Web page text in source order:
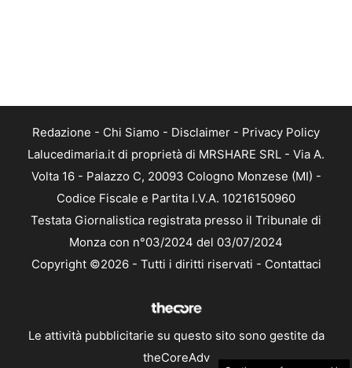
Redazione - Chi Siamo - Disclaimer - Privacy Policy
Lalucedimaria.it di proprietà di MRSHARE SRL - Via A.
Volta 16 - Palazzo C, 20093 Cologno Monzese (MI) -
Codice Fiscale e Partita I.V.A. 10216150960
Testata Giornalistica registrata presso il Tribunale di
Monza con n°03/2024 del 03/07/2024
Copyright ©2026 - Tutti i diritti riservati - Contattaci
Le attività pubblicitarie su questo sito sono gestite da
theCoreAdv